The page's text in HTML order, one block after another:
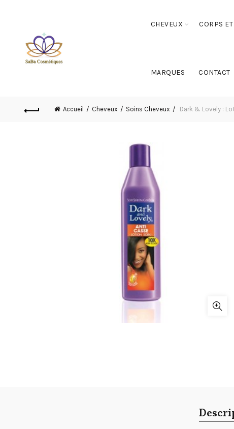
CHEVEUX CORPS
MARQUES CONTACT
Accueil Cheveux Soins Cheveux Dark & Lovely :